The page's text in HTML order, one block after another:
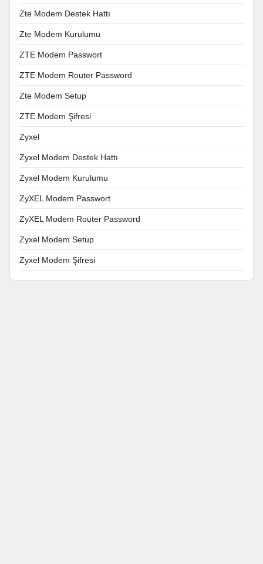
Zte Modem Destek Hattı
Zte Modem Kurulumu
ZTE Modem Passwort
ZTE Modem Router Password
Zte Modem Setup
ZTE Modem Şifresi
Zyxel
Zyxel Modem Destek Hattı
Zyxel Modem Kurulumu
ZyXEL Modem Passwort
ZyXEL Modem Router Password
Zyxel Modem Setup
Zyxel Modem Şifresi